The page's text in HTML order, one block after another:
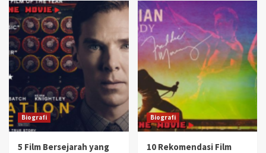
Biografi
5 Film Bersejarah yang
Biografi
10 Rekomendasi Film